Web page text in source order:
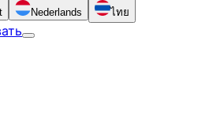
Nederlands
ไทย